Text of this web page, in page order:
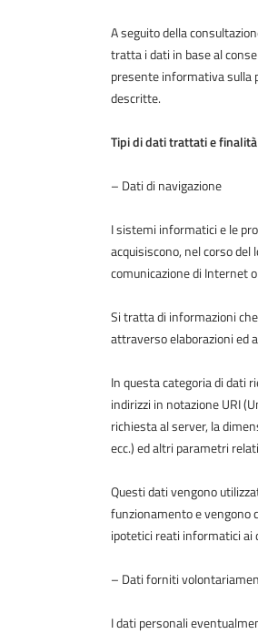
A seguito della
tratta i dati in base al
presente informativa sulla
descritte.
Tipi di dati trattatie finalità
– Dati di navigazione
I sistemi informatici e le
acquisiscono, nel corso
comunicazione di Internet
Si tratta di informazioni
attraverso elaborazioni ed
In questa categoria di dati
indirizzi in notazione URI
richiesta al server, la
ecc.) ed altri parametri
Questi dati vengono
funzionamento e vengono
ipotetici reati informatici ai
– Dati forniti
I dati personali